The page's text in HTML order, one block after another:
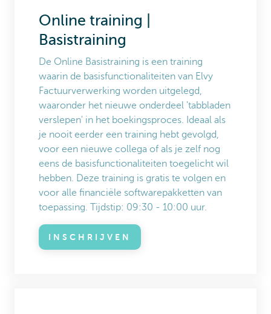
Online training |
Basistraining
De Online Basistraining is een training
waarin de basisfunctionaliteiten van Elvy
Factuurverwerking worden uitgelegd,
waaronder het nieuwe onderdeel 'tabbladen
verslepen' in het boekingsproces. Ideaal als
je nooit eerder een training hebt gevolgd,
voor een nieuwe collega of als je zelf nog
eens de basisfunctionaliteiten toegelicht wil
hebben. Deze training is gratis te volgen en
voor alle financiële softwarepakketten van
toepassing. Tijdstip: 09:30 - 10:00 uur.
INSCHRIJVEN